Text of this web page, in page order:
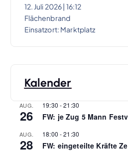
12. Juli 2026| 16:12
Flächenbrand
Einsatzort: Marktplatz
Kalender
AUG.
26
19:30 -21:30
FW: je Zug 5 Mann
AUG.
28
18:00 -21:30
FW: eingeteilte Kräfte